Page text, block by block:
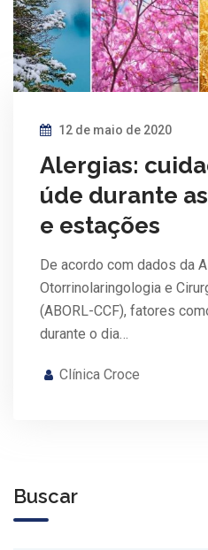
12 de maio de 2020
Alergias:
úde durante
e estações
De acordo com dados da
Otorrinolaringologia e
(ABORL-CCF), fatores
durante o dia…
Clínica Croce
Buscar